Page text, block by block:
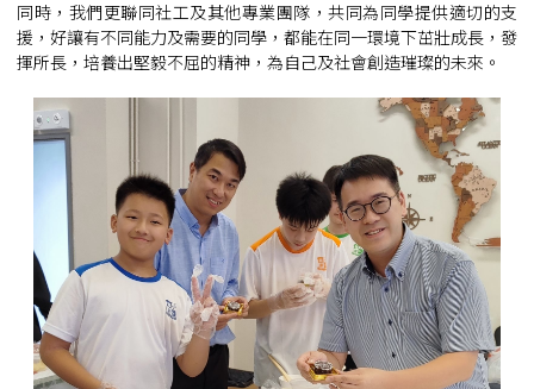
同時，我們更聯同社工及其他專業團隊，共同為同學提供適切的支
援，好讓有不同能力及需要的同學，都能在同一環境下茁壯成長，發
揮所長，培養出堅毅不屈的精神，為自己及社會創造璀璨的未來。